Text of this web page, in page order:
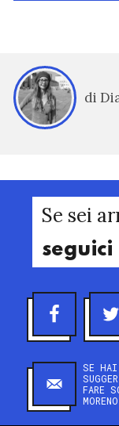
di
Se sei
seguici
SE
FARE